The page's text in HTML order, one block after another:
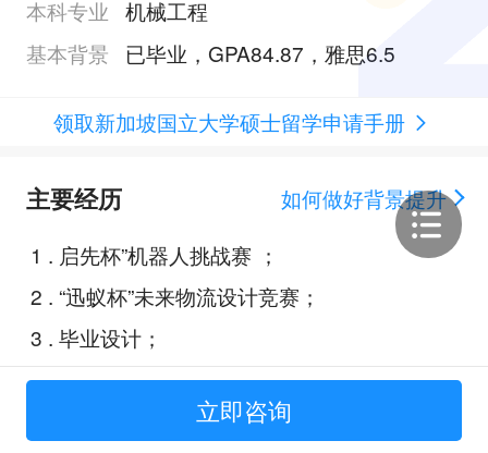
本科专业 机械工程
基本背景
已毕业，GPA84.87，雅思6.5
领取新加坡国立大学硕士留学申请手册
主要经历
如何做好背景提升
1 . 启先杯”机器人挑战赛 ；
2 . “迅蚁杯”未来物流设计竞赛；
3 . 毕业设计；
Offer展示
立即咨询